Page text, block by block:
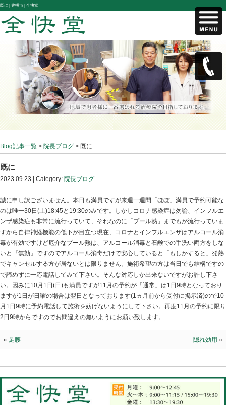
既に |豊明市 | 全快堂
Blog記事一覧>院長ブログ> 既に
既に
2023.09.23 | Category:院長ブログ
誠に申し訳ございません。本日も満員ですが来週一週間
のは唯一30日(土)18:45と19:30のみです。しかしコロナ
ンザ感染症も非常に流行っていて、それなのに「プール
すから自律神経機能の低下が目立つ現在、コロナとイン
いと『無効』ですのでアルコール消毒だけで安心してい
でキャンセルする方が居ないとは限りません。施術希望
で諦めずに一応電話してみて下さい。そんな対応しか出